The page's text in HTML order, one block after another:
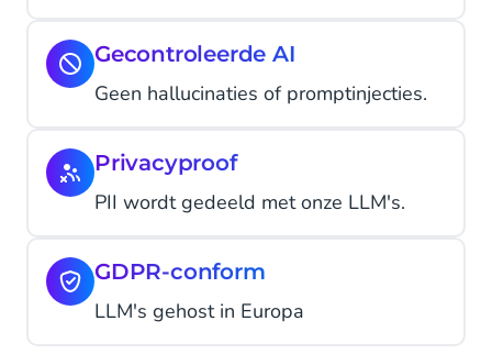
Gecontroleerde AI
Geen hallucinaties of promptinjecties.
Privacyproof
PII wordt gedeeld met onze LLM's.
GDPR-conform
LLM's gehost in Europa